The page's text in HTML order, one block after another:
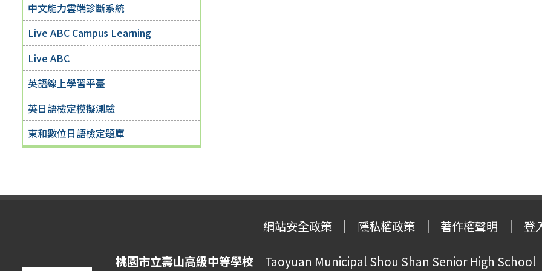
中文能力雲端診斷系統
Live ABC Campus Learning
Live ABC
英語線上學習平臺
英日語檢定模擬測驗
東和數位日語檢定題庫
網站安全政策 隱私權政策 著作權聲明 登
桃園市立壽山高級中等學校 Taoyuan Municipal Shou Shan Senior High School